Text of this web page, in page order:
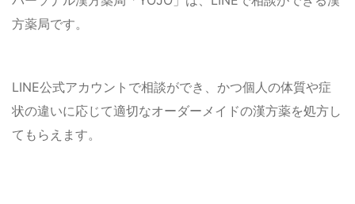
方薬局です。
LINE公式アカウントで相談ができ、かつ個人の体質や症
状の違いに応じて適切なオーダーメイドの漢方薬を処方し
てもらえます。